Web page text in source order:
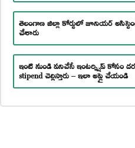
తెలంగాణ జిల్లా కోర్టులో జూనియర్
చేశారు
ఇంటి నుండి పనిచేసే ఇంటర్న్షిప్ కోసం
stipend చెల్లిస్తారు – ఇలా అప్లై చేయండి